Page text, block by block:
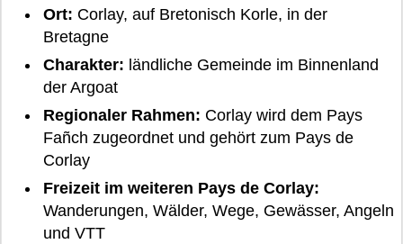
Ort: Corlay, auf Bretonisch Korle, in der
Bretagne
Charakter: ländliche Gemeinde im Binnenland
der Argoat
Regionaler Rahmen: Corlay wird dem Pays
Fañch zugeordnet und gehört zum Pays de
Corlay
Freizeit im weiteren Pays de Corlay:
Wanderungen, Wälder, Wege, Gewässer, Angeln
und VTT